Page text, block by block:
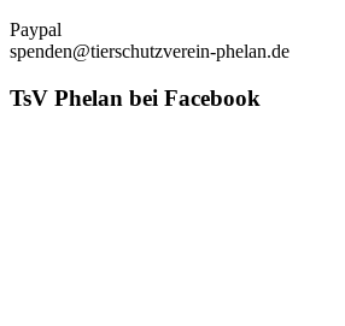
Paypal
spenden@tierschutzverein-phelan.de
TsV Phelan bei Facebook